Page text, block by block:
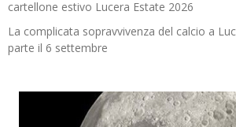
cartellone estivo Lucera Estate 2026
La complicata sopravvivenza del calcio a
parte il 6 settembre